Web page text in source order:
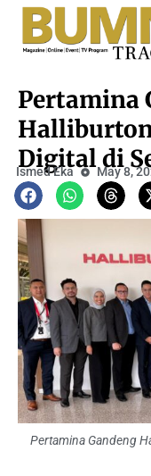
Pertamina
Digital di
Ismed Eka May 8,
Pertamina Gandeng